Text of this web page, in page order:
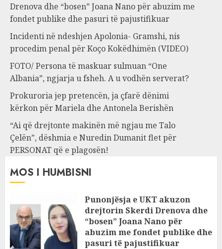
Drenova dhe “bosen” Joana Nano për abuzim me
fondet publike dhe pasuri të pajustifikuar
Incidenti në ndeshjen Apolonia- Gramshi, nis
procedim penal për Koço Kokëdhimën (VIDEO)
FOTO/ Persona të maskuar sulmuan “One
Albania”, ngjarja u fsheh. A u vodhën serverat?
Prokuroria jep pretencën, ja çfarë dënimi
kërkon për Mariela dhe Antonela Berishën
“Ai që drejtonte makinën më ngjau me Talo
Çelën”, dëshmia e Nuredin Dumanit flet për
PERSONAT që e plagosën!
MOS I HUMBISNI
Punonjësja e UKT akuzon
drejtorin Skerdi Drenova dhe
“bosen” Joana Nano për
abuzim me fondet publike dhe
pasuri të pajustifikuar